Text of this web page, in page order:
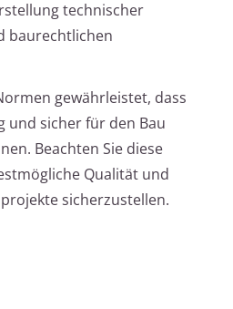
technischer
baurechtlichen
gewährleistet, dass
und sicher für den Bau
Beachten Sie diese
Qualität und
sicherzustellen.